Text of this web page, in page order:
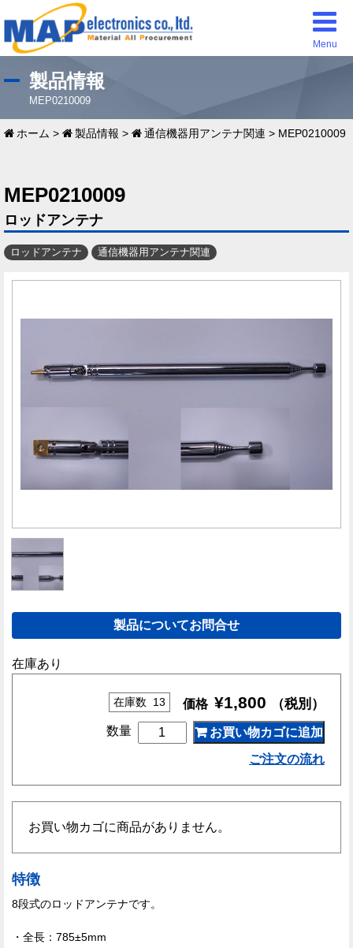
Menu
製品情報
MEP0210009
ホーム > 製品情報 > 通信機器用アンテナ関連 > MEP0210009
MEP0210009
ロッドアンテナ
ロッドアンテナ 通信機器用アンテナ関連
製品についてお問合せ
在庫あり
在庫数 13 価格 ¥1,800 （税別）
数量
MEP0210009お買い物カゴに追加
ご注文の流れ
お買い物カゴに商品がありません。
特徴
8段式のロッドアンテナです。
・全長：785±5mm